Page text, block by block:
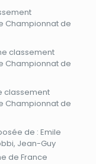
Championnat de
classement
Championnat de
classement
Championnat de
de : Emile
Jean-Guy
de France